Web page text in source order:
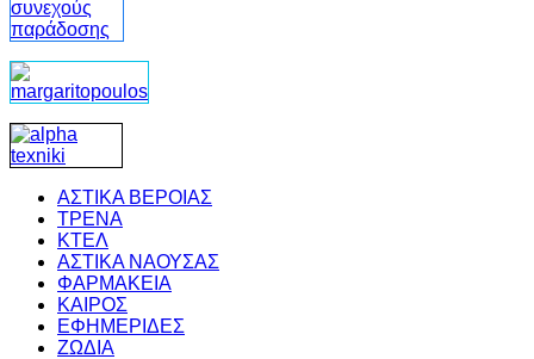
ΑΣΤΙΚΑ ΒΕΡΟΙΑΣ
ΤΡΕΝΑ
ΚΤΕΛ
ΑΣΤΙΚΑ ΝΑΟΥΣΑΣ
ΦΑΡΜΑΚΕΙΑ
ΚΑΙΡΟΣ
ΕΦΗΜΕΡΙΔΕΣ
ΖΩΔΙΑ